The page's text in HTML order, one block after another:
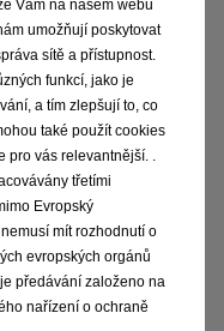
Multimedia
Vám na našem webu
umožňují poskytovat
sítě a přístupnost.
funkcí, jako je
a tím zlepšují to, co
také použít cookies
vás relevantnější. .
třetími
Evropský
mít rozhodnutí o
evropských orgánů
předávání založeno na
nařízení o ochraně